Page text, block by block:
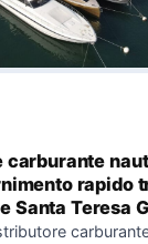
carburante
rapido
Santa Teresa